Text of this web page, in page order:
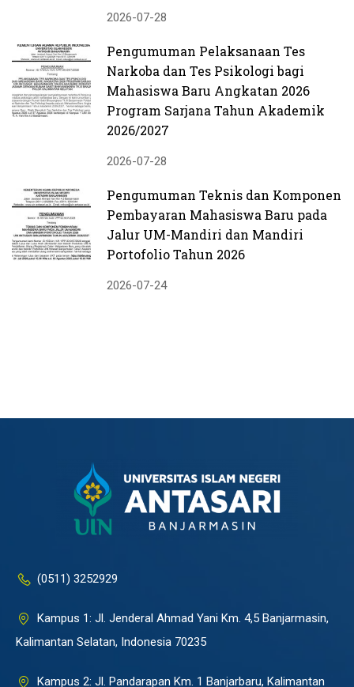
2026-07-28
Pengumuman Pelaksanaan Tes
Narkoba dan Tes Psikologi bagi
Mahasiswa Baru Angkatan 2026
Program Sarjana Tahun Akademik
2026/2027
2026-07-28
Pengumuman Teknis dan Komponen
Pembayaran Mahasiswa Baru pada
Jalur UM-Mandiri dan Mandiri
Portofolio Tahun 2026
2026-07-24
(0511) 3252929
Kampus 1: Jl. Jenderal Ahmad Yani Km. 4,5 Banjarmasin,
Kalimantan Selatan, Indonesia 70235
Kampus 2: Jl. Pandarapan Km. 1 Banjarbaru, Kalimantan